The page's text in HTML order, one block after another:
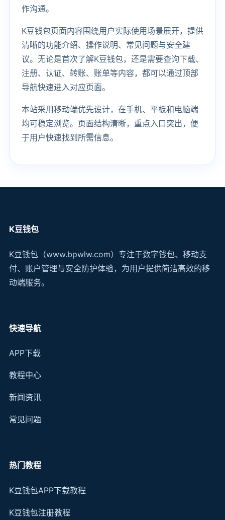
作沟通。
K豆钱包页面内容围绕用户实际使用场景展开，提供
清晰的功能介绍、操作说明、常见问题与安全建
议。无论是首次了解K豆钱包，还是需要查询下载、
注册、认证、转账、账单等内容，都可以通过顶部
导航快速进入对应页面。
本站采用移动端优先设计，在手机、平板和电脑端
均可稳定浏览。页面结构清晰，重点入口突出，便
于用户快速找到所需信息。
K豆钱包
K豆钱包（www.bpwlw.com）专注于数字钱包、移动支
付、账户管理与安全防护体验，为用户提供简洁高效的移
动端服务。
快速导航
APP下载
教程中心
新闻资讯
常见问题
热门教程
K豆钱包APP下载教程
K豆钱包注册教程